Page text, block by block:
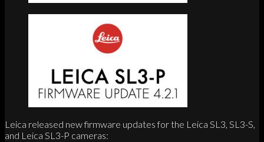
Leica released new firmware updates for the Leica SL3, SL3-S,
and Leica SL3-P cameras: